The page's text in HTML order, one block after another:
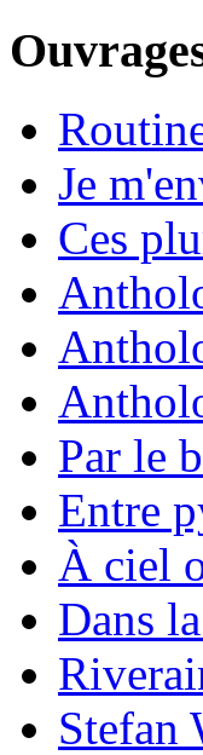
Je
Ces
Par le
Entre
À ciel
Dans
Stefan